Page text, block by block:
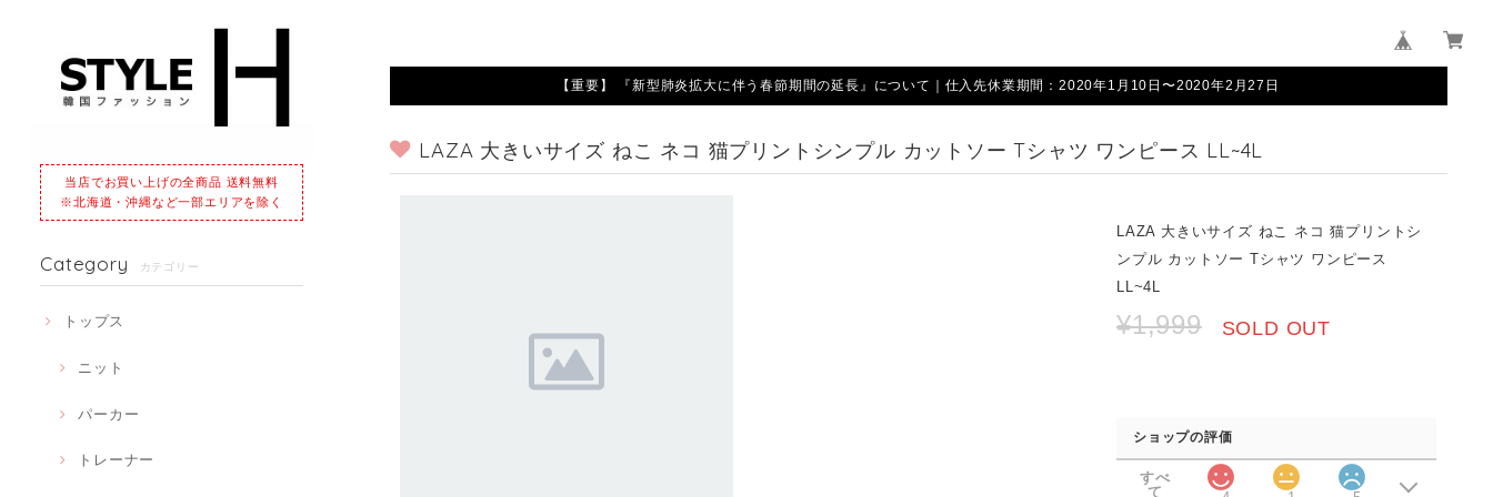
当店でお買い上げの全商品 送料無料
※北海道・沖縄など一部エリアを除く
Category カテゴリー
トップス
ニット
パーカー
トレーナー
【重要】 『新型肺炎拡大に伴う春節期間の延長』について｜仕入先休業期間：2020年1月10日〜2020年2月27日
LAZA 大きいサイズ ねこ ネコ 猫プリントシンプル カットソー Tシャツ ワンピース LL~4L
LAZA 大きいサイズ ねこ ネコ 猫プリントシ
ンプル カットソー Tシャツ ワンピース
LL~4L
¥1,999 SOLD OUT
ショップの評価
すべ
て